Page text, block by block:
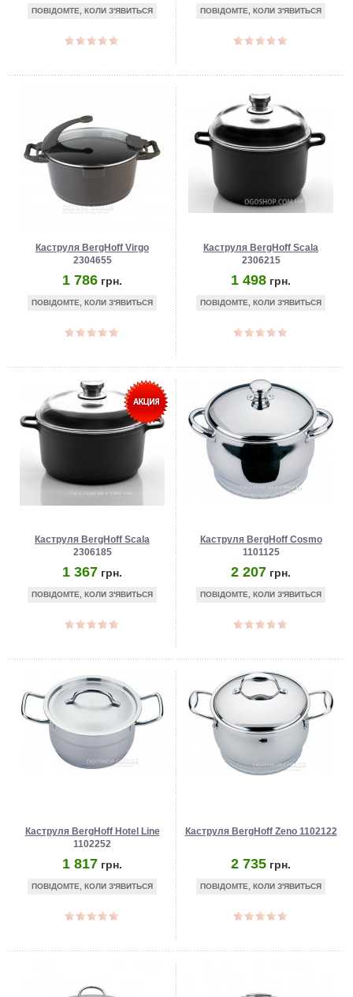
ПОВІДОМТЕ, КОЛИ З'ЯВИТЬСЯ ПОВІДОМТЕ, КОЛИ З'ЯВИТЬСЯ
Каструля BergHoff Virgo
2304655
1 786 грн.
ПОВІДОМТЕ, КОЛИ З'ЯВИТЬСЯ
Каструля BergHoff Scala
2306215
1 498 грн.
ПОВІДОМТЕ, КОЛИ З'ЯВИТЬСЯ
Каструля BergHoff Scala
2306185
1 367 грн.
ПОВІДОМТЕ, КОЛИ З'ЯВИТЬСЯ
Каструля BergHoff Cosmo
1101125
2 207 грн.
ПОВІДОМТЕ, КОЛИ З'ЯВИТЬСЯ
Каструля BergHoff Hotel Line
1102252
1 817 грн.
ПОВІДОМТЕ, КОЛИ З'ЯВИТЬСЯ
Каструля BergHoff Zeno 1102122
2 735 грн.
ПОВІДОМТЕ, КОЛИ З'ЯВИТЬСЯ